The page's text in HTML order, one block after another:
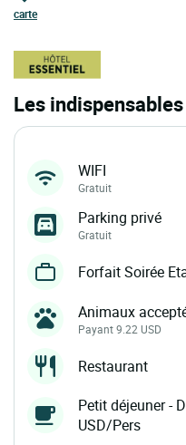
carte
Les indispensables
WIFI
Gratuit
Parking privé
Gratuit
Forfait Soirée
Animaux
Payant 9.22 USD
Restaurant
Petit déjeuner -
USD/Pers